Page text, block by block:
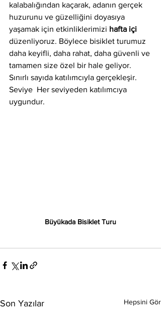
kalabalığından kaçarak, adanın gerçek
huzurunu ve güzelliğini doyasıya
yaşamak için etkinliklerimizi hafta içi
düzenliyoruz. Böylece bisiklet turumuz
daha keyifli, daha rahat, daha güvenli ve
tamamen size özel bir hale geliyor.
Sınırlı sayıda katılımcıyla gerçekleşir.
Seviye  Her seviyeden katılımcıya
uygundur.
Büyükada Bisiklet Turu
Son Yazılar Hepsini Gör